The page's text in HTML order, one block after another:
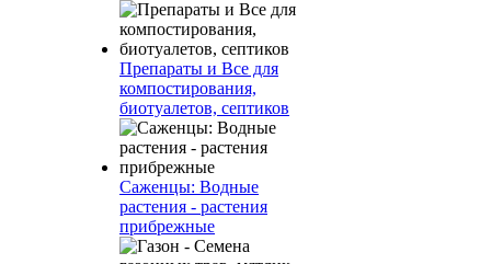
Препараты и Все для
компостирования,
биотуалетов, септиков
Саженцы: Водные
растения - растения
прибрежные